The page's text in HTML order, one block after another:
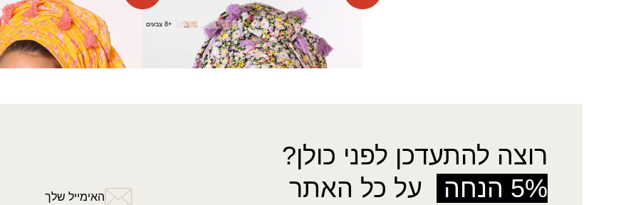
מטפחת שקנאי
(מרובעת)
₪80.00
+8 צבעים
מטפחת אורון (מרובעת)
₪80.00
רוצה להתעדכן לפני כולן?
5% הנחה
על כל האתר
האימייל שלך